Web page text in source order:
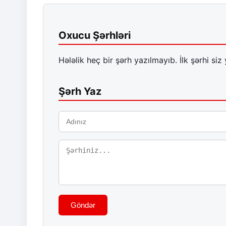
Oxucu Şərhləri
Hələlik heç bir şərh yazılmayıb. İlk şərhi siz
Şərh Yaz
Göndər